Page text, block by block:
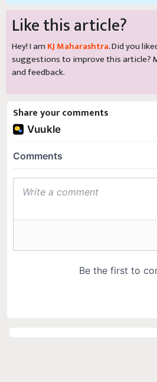
Like this article?
Hey! I am KJ Maharashtra. Did you
suggestions to improve this article?
and feedback.
Share your comments